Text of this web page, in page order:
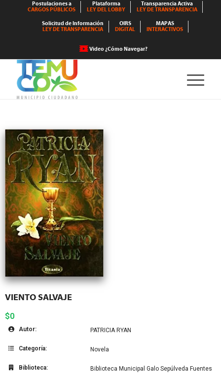
Postulaciones a
CARGOS PÚBLICOS
Plataforma
LEY DEL LOBBY
Transparencia Activa
LEY DE TRANSPARENCIA
Solicitud de Información
LEY DE TRANSPARENCIA
OIRS
DIGITAL
MAPAS
INTERACTIVOS
Video ¿Cómo Navegar?
VIENTO SALVAJE
$0
Autor: PATRICIA RYAN
Categoría: Novela
Biblioteca: Biblioteca Municipal Galo Sepúlveda Fuentes